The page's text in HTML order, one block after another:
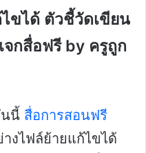
ขได้ ตัวชี้วัดเขียน
จกสื่อฟรี by ครูถูก
นี้ สื่อการสอนฟรี
งไฟล์ย้ายแก้ไขได้